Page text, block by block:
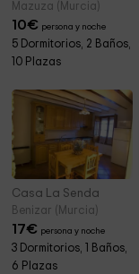
Mazuza (Murcia)
10€ persona y noche
5 Dormitorios, 2 Baños,
10 Plazas
Casa La Senda
Benizar (Murcia)
17€ persona y noche
3 Dormitorios, 1 Baños,
6 Plazas